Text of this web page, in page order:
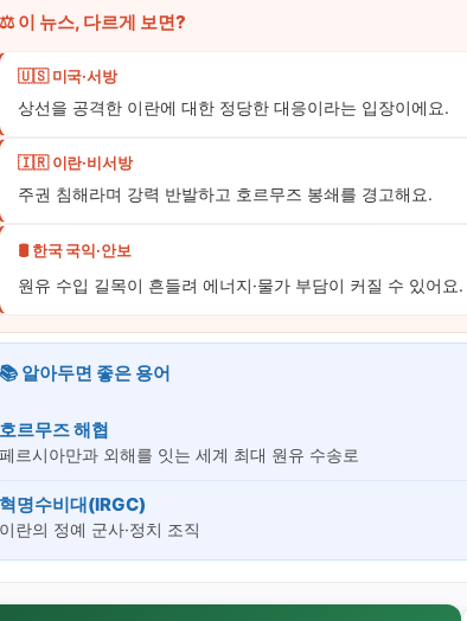
⚖️ 이 뉴스, 다르게 보면?
🇺🇸 미국·서방
상선을 공격한 이란에 대한 정당한 대응이라는 입장이에요.
🇮🇷 이란·비서방
주권 침해라며 강력 반발하고 호르무즈 봉쇄를 경고해요.
🛢️ 한국 국익·안보
원유 수입 길목이 흔들려 에너지·물가 부담이 커질 수 있어요.
📚 알아두면 좋은 용어
호르무즈 해협
페르시아만과 외해를 잇는 세계 최대 원유 수송로
혁명수비대(IRGC)
이란의 정예 군사·정치 조직